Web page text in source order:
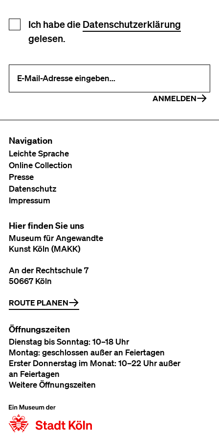
Newsletter Anmeldung
Ich habe die Datenschutzerklärung
gelesen.
ANMELDEN
Navigation
Leichte Sprache
Online Collection
Presse
Datenschutz
Impressum
Hier finden Sie uns
Museum für Angewandte
Kunst Köln (MAKK)
An der Rechtschule 7
50667 Köln
ROUTE PLANEN
Öffnungszeiten
Dienstag bis Sonntag: 10–18 Uhr
Montag: geschlossen außer an Feiertagen
Erster Donnerstag im Monat: 10–22 Uhr außer
an Feiertagen
Weitere Öffnungszeiten